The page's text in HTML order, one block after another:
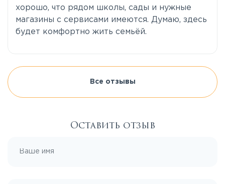
хорошо, что рядом школы, сады и нужные
магазины с сервисами имеются. Думаю, здесь
будет комфортно жить семьёй.
Все отзывы
Оставить отзыв